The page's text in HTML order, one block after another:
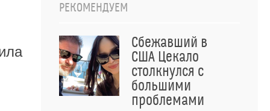
РЕКОМЕНДУЕМ
Сбежавший в
США Цекало
столкнулся с
большими
проблемами